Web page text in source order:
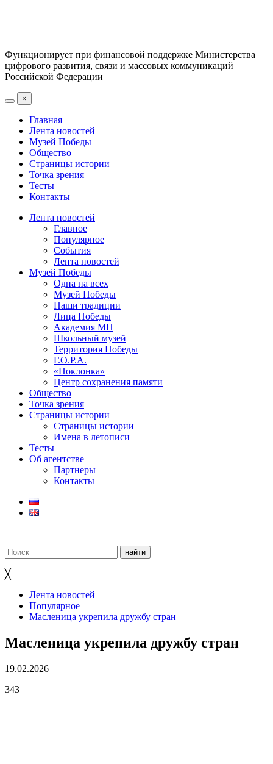
Функционирует при финансовой поддержке Министерства
цифрового развития, связи и массовых коммуникаций
Российской Федерации
×
Главная
Лента новостей
Музей Победы
Общество
Страницы истории
Точка зрения
Тесты
Контакты
Лента новостей
Главное
Популярное
События
Лента новостей
Музей Победы
Одна на всех
Музей Победы
Наши традиции
Лица Победы
Академия МП
Школьный музей
Территория Победы
Г.О.Р.А.
«Поклонка»
Центр сохранения памяти
Общество
Точка зрения
Страницы истории
Страницы истории
Имена в летописи
Тесты
Об агентстве
Партнеры
Контакты
╳
Лента новостей
Популярное
Масленица укрепила дружбу стран
Масленица укрепила дружбу стран
19.02.2026
343